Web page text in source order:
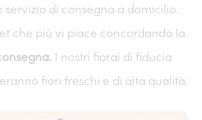
servizio di consegna a domicilio.
che più vi piace concordando la
I nostri fiorai di fiducia
fiori freschi e di alta qualità.